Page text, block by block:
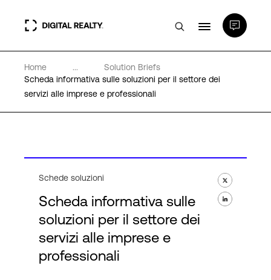
Data center
PlatformDIGITAL®
Chi Siamo
Home ...
Solution Briefs
Scheda informativa sulle soluzioni per il settore dei
servizi alle imprese e professionali
Schede soluzioni
Scheda informativa sulle
soluzioni per il settore dei
servizi alle imprese e
professionali